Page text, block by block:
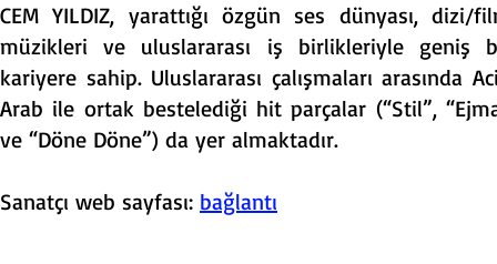
CEM YILDIZ, yarattığı özgün ses dünyası, dizi/
müzikleri ve uluslararası iş birlikleriyle geniş
kariyere sahip. Uluslararası çalışmaları arasında
Arab ile ortak bestelediği hit parçalar (“Stil”,
ve “Döne Döne”) da yer almaktadır.
Sanatçı web sayfası: bağlantı